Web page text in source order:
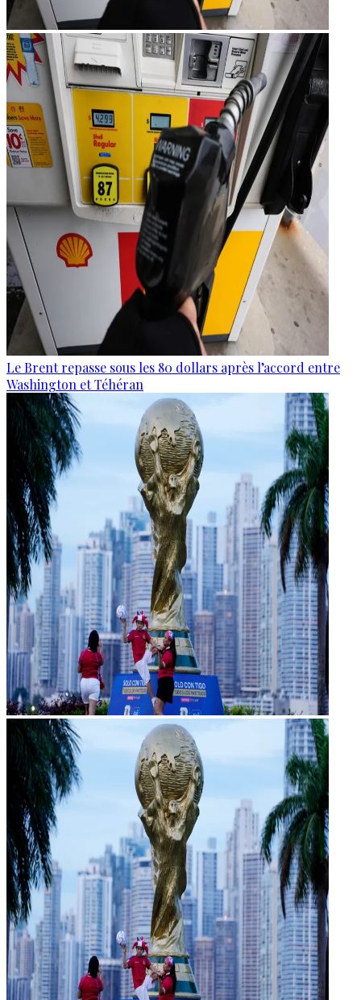
Le Brent repasse sous les 80 dollars après l’accord entre
Washington et Téhéran